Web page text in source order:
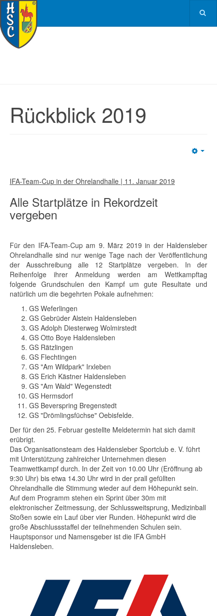
Rückblick 2019
IFA-Team-Cup in der Ohrelandhalle | 11. Januar 2019
Alle Startplätze in Rekordzeit
vergeben
Für den IFA-Team-Cup am 9. März 2019 in der Haldensleber
Ohrelandhalle sind nur wenige Tage nach der Veröffentlichung
der Ausschreibung alle 12 Startplätze vergeben. In der
Reihenfolge ihrer Anmeldung werden am Wettkampftag
folgende Grundschulen den Kampf um gute Resultate und
natürlich um die begehrten Pokale aufnehmen:
GS Weferlingen
GS Gebrüder Alstein Haldensleben
GS Adolph Diesterweg Wolmirstedt
GS Otto Boye Haldensleben
GS Rätzlingen
GS Flechtingen
GS "Am Wildpark" Irxleben
GS Erich Kästner Haldensleben
GS "Am Wald" Wegenstedt
GS Hermsdorf
GS Beverspring Bregenstedt
GS "Drömlingsfüchse" Oebisfelde.
Der für den 25. Februar gestellte Meldetermin hat sich damit
erübrigt.
Das Organisationsteam des Haldensleber Sportclub e. V. führt
mit Unterstützung zahlreicher Unternehmen diesen
Teamwettkampf durch. In der Zeit von 10.00 Uhr (Eröffnung ab
9:30 Uhr) bis etwa 14.30 Uhr wird in der prall gefüllten
Ohrelandhalle die Stimmung wieder auf dem Höhepunkt sein.
Auf dem Programm stehen ein Sprint über 30m mit
elektronischer Zeitmessung, der Schlussweitsprung, Medizinball
Stoßen sowie ein Lauf über vier Runden. Höhepunkt wird die
große Abschlussstaffel der teilnehmenden Schulen sein.
Hauptsponsor und Namensgeber ist die IFA GmbH
Haldensleben.